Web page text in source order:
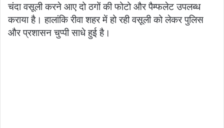
चंदा वसूली करने आए दो ठगों की फोटो और पैम्फलेट उपलब्ध
कराया है। हालांकि रीवा शहर में हो रही वसूली को लेकर पुलिस
और प्रशासन चुप्पी साधे हुई है।